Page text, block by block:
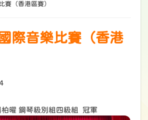
賽（香港區賽）
際音樂比賽（香港
曜 鋼琴級別組四級組 冠軍